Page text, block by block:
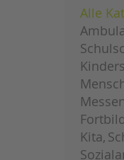
Intranet
Alle
Kita